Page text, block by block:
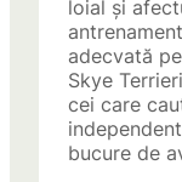
loial și
adecvată
Skye
cei care
bucure de